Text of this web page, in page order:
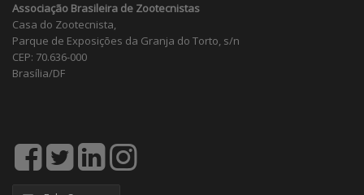
Associação Brasileira de Zootecnistas
Casa do Zootecnista,
Parque de Exposições da Granja do Torto, s/n
CEP: 70.636-000
Brasília/DF